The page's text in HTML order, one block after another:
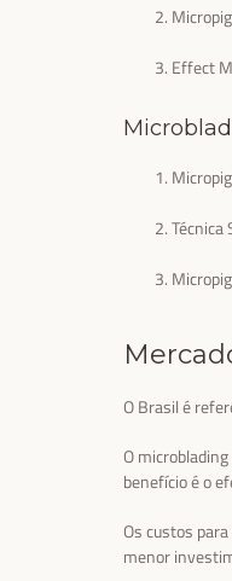
Effect
Técnica
O Brasil é
O
benefício é o
Os custos
menor